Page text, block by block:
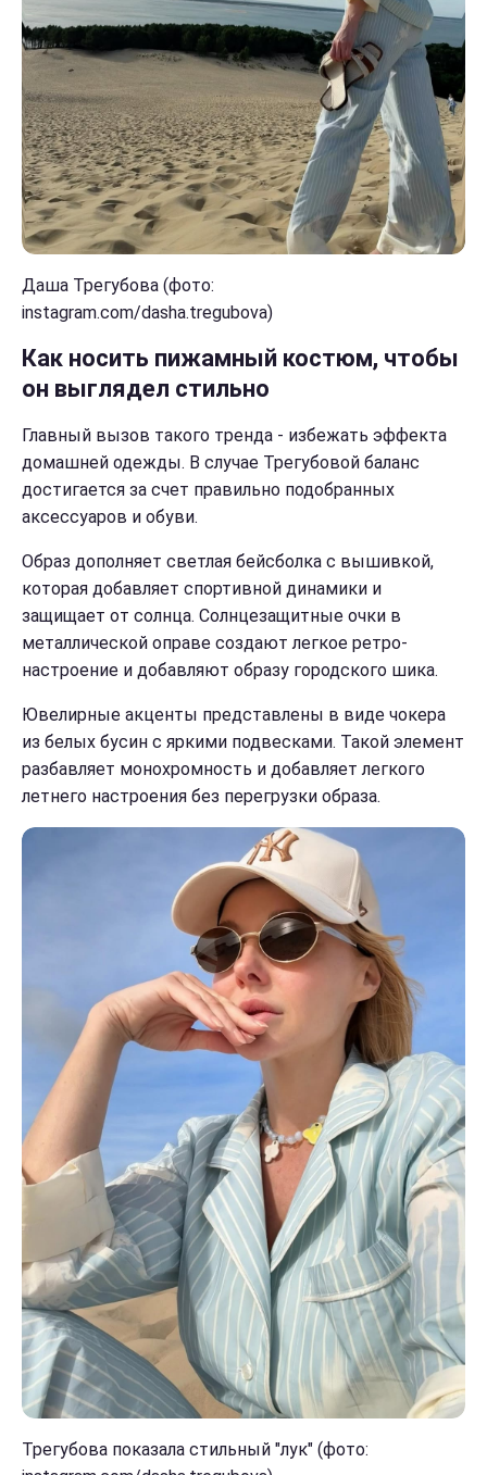
Даша Трегубова (фото:
instagram.com/dasha.tregubova)
Как носить пижамный костюм, чтобы
он выглядел стильно
Главный вызов такого тренда - избежать эффекта
домашней одежды. В случае Трегубовой баланс
достигается за счет правильно подобранных
аксессуаров и обуви.
Образ дополняет светлая бейсболка с вышивкой,
которая добавляет спортивной динамики и
защищает от солнца. Солнцезащитные очки в
металлической оправе создают легкое ретро-
настроение и добавляют образу городского шика.
Ювелирные акценты представлены в виде чокера
из белых бусин с яркими подвесками. Такой элемент
разбавляет монохромность и добавляет легкого
летнего настроения без перегрузки образа.
Трегубова показала стильный "лук" (фото: